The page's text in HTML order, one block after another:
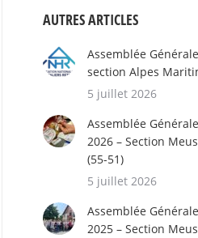
AUTRES ARTICLES
Assemblée
section Alpes
5 juillet 2026
Assemblée
2026 – Section
(55-51)
5 juillet 2026
Assemblée
2025 – Section